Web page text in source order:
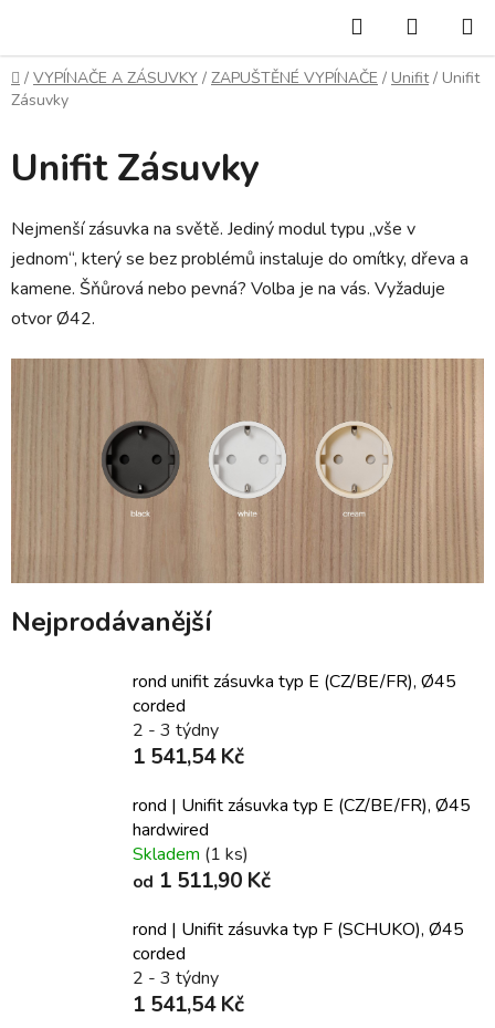
obsah
Hledat
KOŠÍK
Domů
/ VYPÍNAČE A ZÁSUVKY / ZAPUŠTĚNÉ VYPÍNAČE / Unifit / Unifit
Zásuvky
Unifit Zásuvky
Nejmenší zásuvka na světě. Jediný modul typu „vše v
jednom“, který se bez problémů instaluje do omítky, dřeva a
kamene. Šňůrová nebo pevná? Volba je na vás. Vyžaduje
otvor Ø42.
Nejprodávanější
rond unifit zásuvka typ E (CZ/BE/FR), Ø45
corded
2 - 3 týdny
1 541,54 Kč
rond | Unifit zásuvka typ E (CZ/BE/FR), Ø45
hardwired
Skladem (1 ks)
od 1 511,90 Kč
rond | Unifit zásuvka typ F (SCHUKO), Ø45
corded
2 - 3 týdny
1 541,54 Kč